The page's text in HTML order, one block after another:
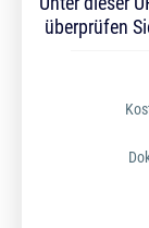
überprüfen